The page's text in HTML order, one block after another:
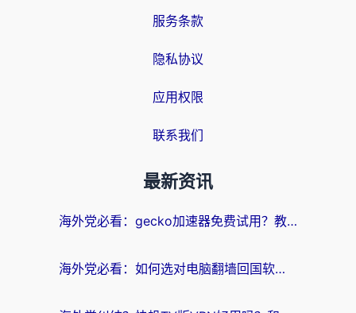
服务条款
隐私协议
应用权限
联系我们
最新资讯
海外党必看：gecko加速器免费试用？教你选对回国加速器，无缝刷国内剧玩游戏
海外党必看：如何选对电脑翻墙回国软件，轻松解锁国内资源？